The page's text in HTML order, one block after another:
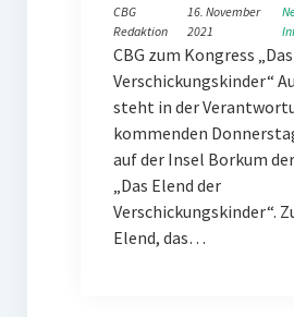
CBG
Redaktion
16. November
2021
CBG zum Kongress
Verschickungskinder“
steht in der
kommenden
auf der Insel Borkum
„Das Elend der
Verschickungskinder“.
Elend, das…